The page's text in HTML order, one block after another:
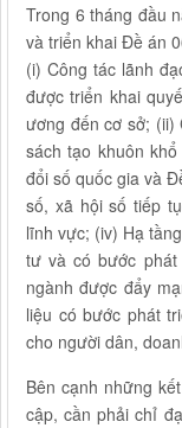
Trong 6 tháng đầu
và triển khai Đề án
(i) Công tác lãnh
được triển khai
ương đến cơ sở; (ii)
sách tạo khuôn
đổi số quốc gia và
số, xã hội số tiếp
lĩnh vực; (iv) Hạ
tư và có bước
ngành được đẩy
liệu có bước phát
cho người dân,
Bên cạnh những
cập, cần phải chỉ